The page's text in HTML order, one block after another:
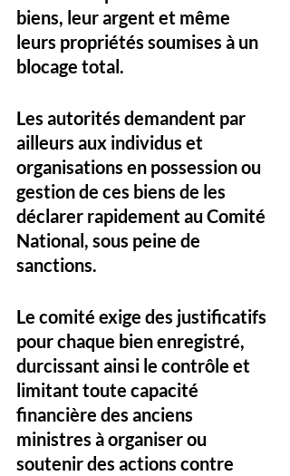
biens, leur argent et même
leurs propriétés soumises à un
blocage total.
Les autorités demandent par
ailleurs aux individus et
organisations en possession ou
gestion de ces biens de les
déclarer rapidement au Comité
National, sous peine de
sanctions.
Le comité exige des justificatifs
pour chaque bien enregistré,
durcissant ainsi le contrôle et
limitant toute capacité
financière des anciens
ministres à organiser ou
soutenir des actions contre